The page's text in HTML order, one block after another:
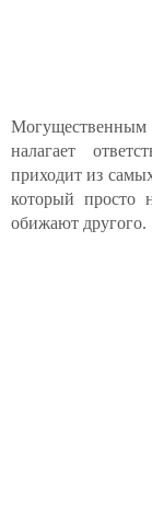
налагает
приходит из
который просто
обижают другого.